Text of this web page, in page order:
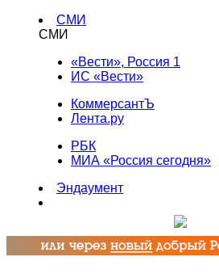
СМИ
СМИ
«Вести», Россия 1
ИС «Вести»
КоммерсантЪ
Лента.ру
РБК
МИА «Россия сегодня»
Эндаумент